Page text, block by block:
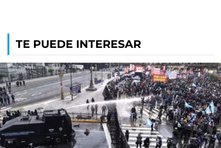
TE PUEDE INTERESAR